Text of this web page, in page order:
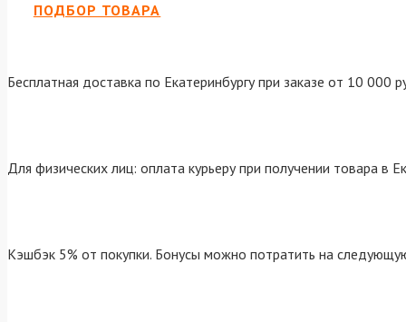
ПОДБОР ТОВАРА
Бесплатная доставка по Екатеринбургу при заказе от 10 000
Для физических лиц: оплата курьеру при получении товара в
Кэшбэк 5% от покупки. Бонусы можно потратить на